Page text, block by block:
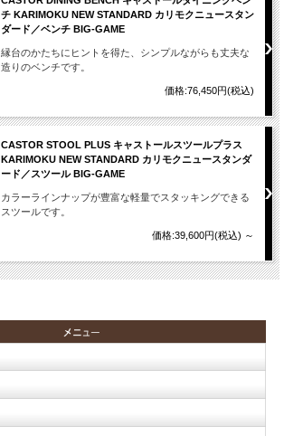
チ KARIMOKU NEW STANDARD カリモクニュースタン
ダード／ベンチ BIG-GAME
縁台のかたちにヒントを得た、シンプルながらも丈夫な
造りのベンチです。
価格:76,450円(税込)
CASTOR STOOL PLUS キャストールスツールプラス
KARIMOKU NEW STANDARD カリモクニュースタンダ
ード／スツール BIG-GAME
カラーラインナップが豊富な軽量でスタッキングできる
スツールです。
価格:39,600円(税込) ～